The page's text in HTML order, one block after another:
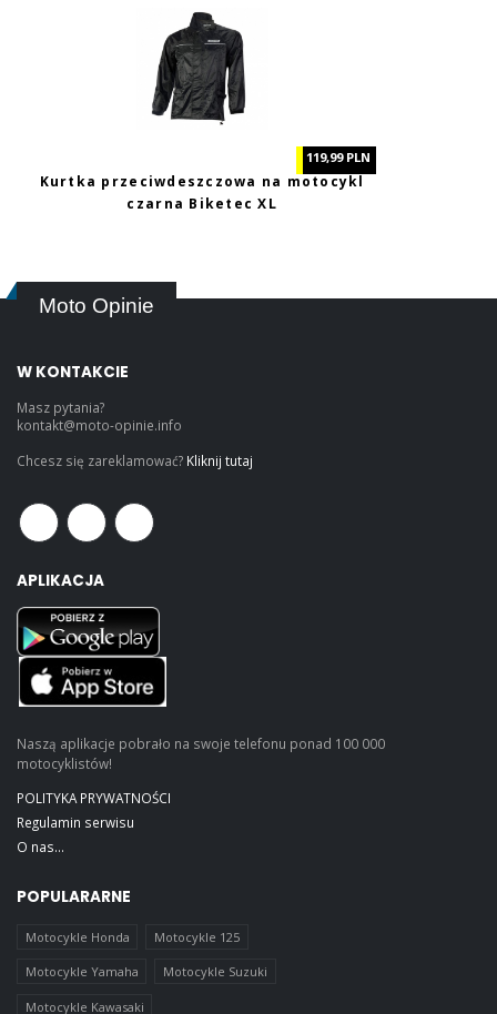
119,99 PLN
Kurtka przeciwdeszczowa na motocykl
czarna Biketec XL
Moto Opinie
W KONTAKCIE
Masz pytania?
kontakt@moto-opinie.info
Chcesz się zareklamować? Kliknij tutaj
APLIKACJA
Naszą aplikacje pobrało na swoje telefonu ponad 100 000
motocyklistów!
POLITYKA PRYWATNOŚCI
Regulamin serwisu
O nas...
POPULARARNE
Motocykle Honda Motocykle 125
Motocykle Yamaha Motocykle Suzuki
Motocykle Kawasaki